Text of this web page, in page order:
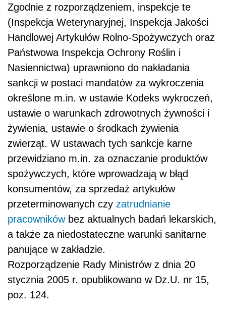
Zgodnie z rozporządzeniem, inspekcje te
(Inspekcja Weterynaryjnej, Inspekcja Jakości
Handlowej Artykułów Rolno-Spożywczych oraz
Państwowa Inspekcja Ochrony Roślin i
Nasiennictwa) uprawniono do nakładania
sankcji w postaci mandatów za wykroczenia
określone m.in. w ustawie Kodeks wykroczeń,
ustawie o warunkach zdrowotnych żywności i
żywienia, ustawie o środkach żywienia
zwierząt. W ustawach tych sankcje karne
przewidziano m.in. za oznaczanie produktów
spożywczych, które wprowadzają w błąd
konsumentów, za sprzedaż artykułów
przeterminowanych czy zatrudnianie
pracownikówbez aktualnych badań lekarskich,
a także za niedostateczne warunki sanitarne
panujące w zakładzie.
Rozporządzenie Rady Ministrów z dnia 20
stycznia 2005 r. opublikowano w Dz.U. nr 15,
poz. 124.